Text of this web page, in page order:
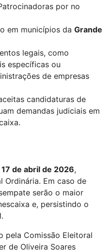
por no
em municípios da Grande
legais, como
específicas ou
de empresas
candidaturas de
demandas judiciais em
17 de abril de 2026,
Ordinária. Em caso de
serão o maior
e, persistindo o
pela Comissão Eleitoral
de Oliveira Soares